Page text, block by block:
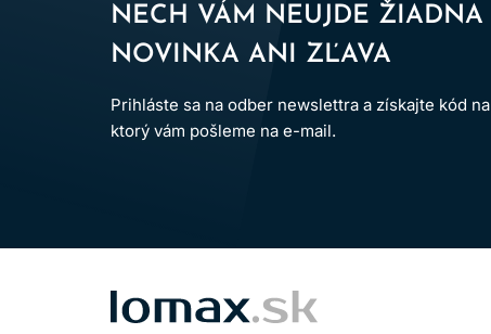
NECH VÁM NEUJDE ŽIADNA
NOVINKA ANI ZĽAVA
Prihláste sa na odber newslettra a získajte kód na
ktorý vám pošleme na e-mail.
LOMAX